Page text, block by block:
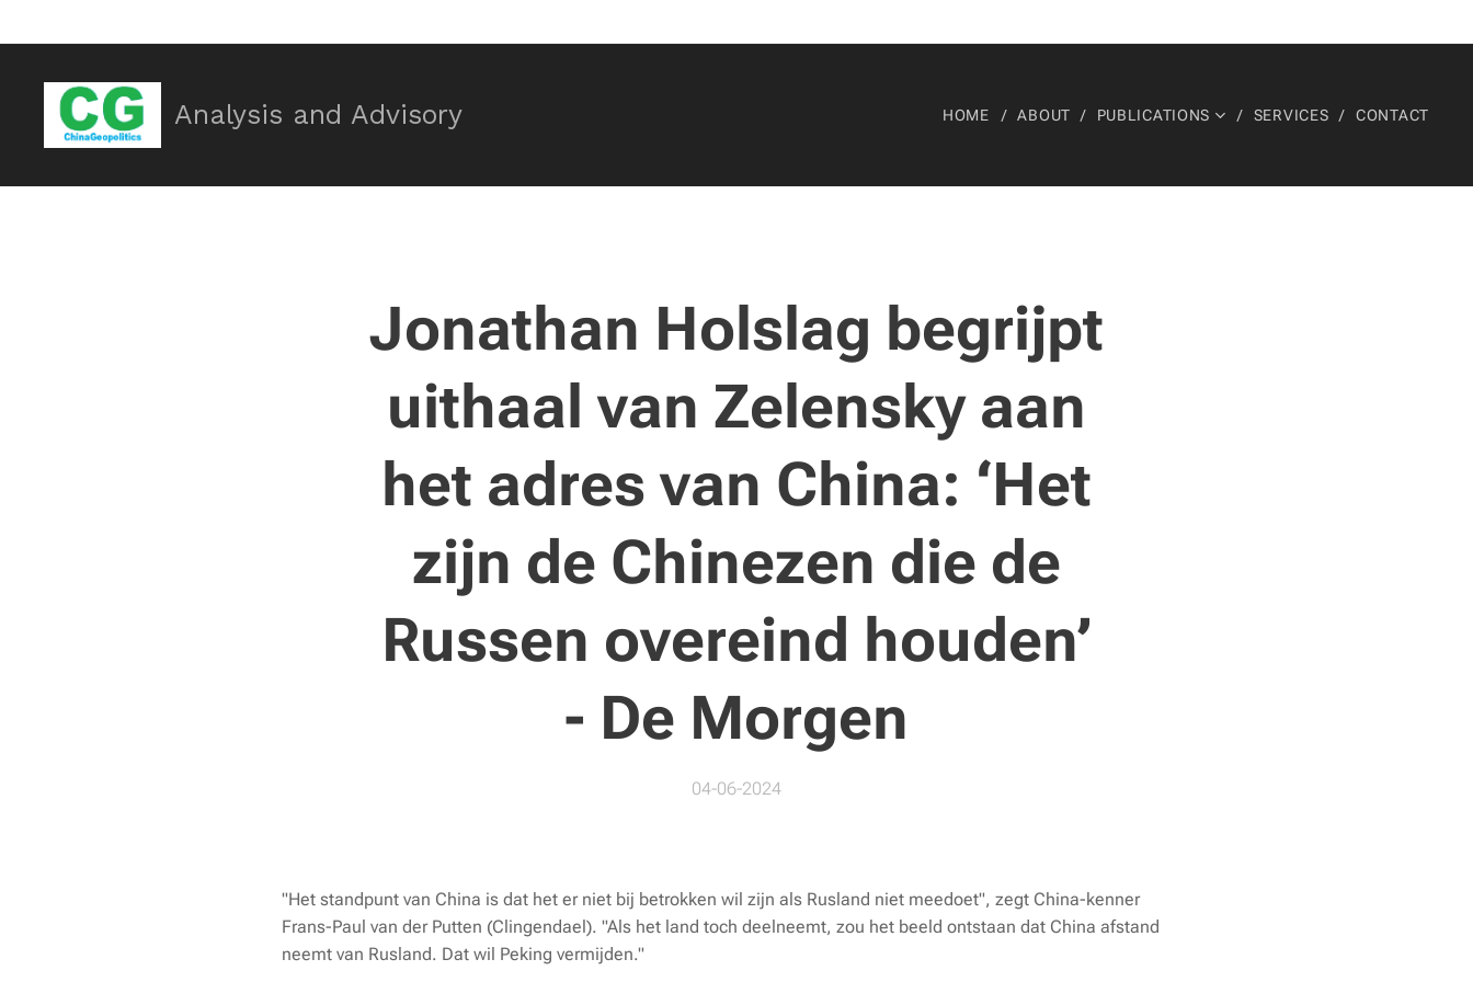
Analysis and Advisory HOME ABOUT PUBLICATIONS SERVICES CONTACT
Jonathan Holslag begrijpt
uithaal van Zelensky aan
het adres van China: ‘Het
zijn de Chinezen die de
Russen overeind houden’
- De Morgen
04-06-2024
"Het standpunt van China is dat het er niet bij betrokken wil zijn als Rusland niet meedoet", zegt China-kenner
Frans-Paul van der Putten (Clingendael). "Als het land toch deelneemt, zou het beeld ontstaan dat China afstand
neemt van Rusland. Dat wil Peking vermijden."